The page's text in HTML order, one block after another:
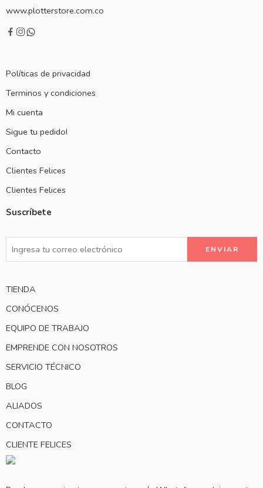
www.plotterstore.com.co
Políticas de privacidad
Terminos y condiciones
Mi cuenta
Sigue tu pedido!
Contacto
Clientes Felices
Clientes Felices
Suscríbete
TIENDA
CONÓCENOS
EQUIPO DE TRABAJO
EMPRENDE CON NOSOTROS
SERVICIO TÉCNICO
BLOG
ALIADOS
CONTACTO
CLIENTE FELICES